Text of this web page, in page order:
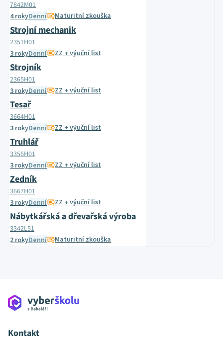
7842M01
4 rokyDenní Maturitní zkouška
Strojní mechanik
2351H01
3 rokyDenní ZZ + výuční list
Strojník
2365H01
3 rokyDenní ZZ + výuční list
Tesař
3664H01
3 rokyDenní ZZ + výuční list
Truhlář
3356H01
3 rokyDenní ZZ + výuční list
Zedník
3667H01
3 rokyDenní ZZ + výuční list
Nábytkářská a dřevařská výroba
3342L51
2 rokyDenní Maturitní zkouška
Kontakt